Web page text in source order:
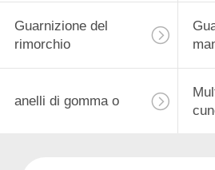
Guarnizione del
rimorchio
anelli di gomma o